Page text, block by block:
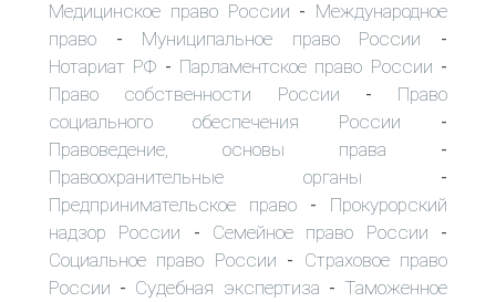
Медицинское право России - Международное
право - Муниципальное право России -
Нотариат РФ - Парламентское право России -
Право собственности России - Право
социального обеспечения России -
Правоведение, основы права -
Правоохранительные органы -
Предпринимательское право - Прокурорский
надзор России - Семейное право России -
Социальное право России - Страховое право
России - Судебная экспертиза - Таможенное